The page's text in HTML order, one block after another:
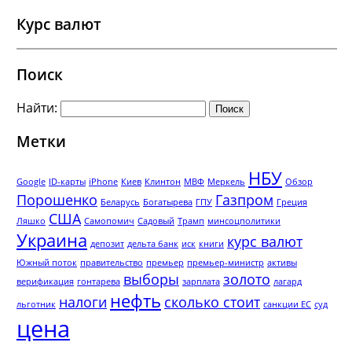
Курс валют
Поиск
Найти:
Метки
Google ID-карты iPhone Киев Клинтон МВФ Меркель НБУ Обзор
Порошенко Беларусь Богатырева ГПУ Газпром Греция
Ляшко США Самопомич Садовый Трамп минсоцполитики
Украина депозит дельта банк иск книги курс валют
Южный поток правительство премьер премьер-министр активы
верификация гонтарева выборы зарплата золото лагард
льготник налоги нефть сколько стоит санкции ЕС суд
цена